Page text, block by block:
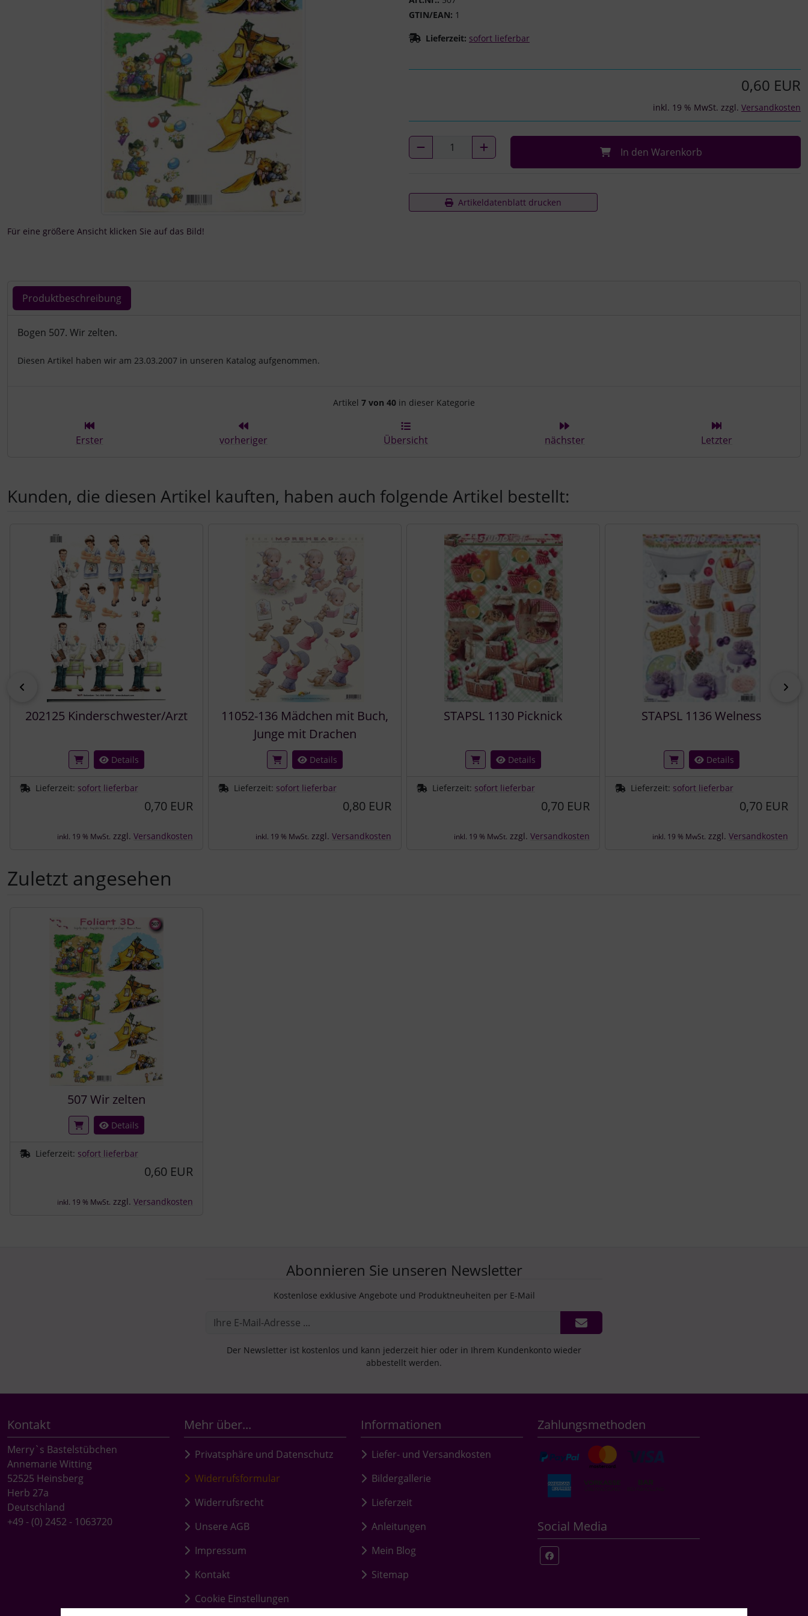
GTIN/EAN: 1
Lieferzeit: sofort lieferbar
Für eine größere Ansicht klicken Sie auf das Bild!
0,60 EUR
inkl. 19 % MwSt. zzgl. Versandkosten
In den Warenkorb
Artikeldatenblatt drucken
Produktbeschreibung
Produktbeschreibung
Bogen 507. Wir zelten.
Diesen Artikel haben wir am 23.03.2007 in unseren Katalog aufgenommen.
Artikelnavigation innerhalb dieser Kategorie
Artikel 7 von 40 in dieser Kategorie
Erster vorheriger Übersicht nächster Letzter
Kunden, die diesen Artikel kauften, haben auch folgende Artikel bestellt:
zurück
202125 Kinderschwester/Arzt
Details
Lieferzeit: sofort lieferbar
0,70 EUR
inkl. 19 % MwSt. zzgl. Versandkosten
11052-136 Mädchen mit Buch,
Junge mit Drachen
Details
Lieferzeit: sofort lieferbar
0,80 EUR
inkl. 19 % MwSt. zzgl. Versandkosten
STAPSL 1130 Picknick
Details
Lieferzeit: sofort lieferbar
0,70 EUR
inkl. 19 % MwSt. zzgl. Versandkosten
STAPSL 1136 Welness
Details
Lieferzeit: sofort lieferbar
0,70 EUR
inkl. 19 % MwSt. zzgl. Versandkosten
Zuletzt angesehen
507 Wir zelten
Details
Lieferzeit: sofort lieferbar
0,60 EUR
inkl. 19 % MwSt. zzgl. Versandkosten
Abonnieren Sie unseren Newsletter
Kostenlose exklusive Angebote und Produktneuheiten per E-Mail
Der Newsletter ist kostenlos und kann jederzeit hier oder in Ihrem Kundenkonto wieder
abbestellt werden.
Kontakt
Merry`s Bastelstübchen
Annemarie Witting
52525 Heinsberg
Herb 27a
Deutschland
+49 - (0) 2452 - 1063720
Mehr über...
Privatsphäre und Datenschutz
Widerrufsformular
Widerrufsrecht
Unsere AGB
Impressum
Kontakt
Cookie Einstellungen
Informationen
Liefer- und Versandkosten
Bildergallerie
Lieferzeit
Anleitungen
Mein Blog
Sitemap
Zahlungsmethoden
Social Media